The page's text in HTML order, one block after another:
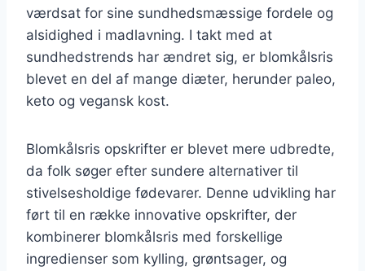
værdsat for sine sundhedsmæssige fordele og
alsidighed i madlavning. I takt med at
sundhedstrends har ændret sig, er blomkålsris
blevet en del af mange diæter, herunder paleo,
keto og vegansk kost.
Blomkålsris opskrifter er blevet mere udbredte,
da folk søger efter sundere alternativer til
stivelsesholdige fødevarer. Denne udvikling har
ført til en række innovative opskrifter, der
kombinerer blomkålsris med forskellige
ingredienser som kylling, grøntsager, og